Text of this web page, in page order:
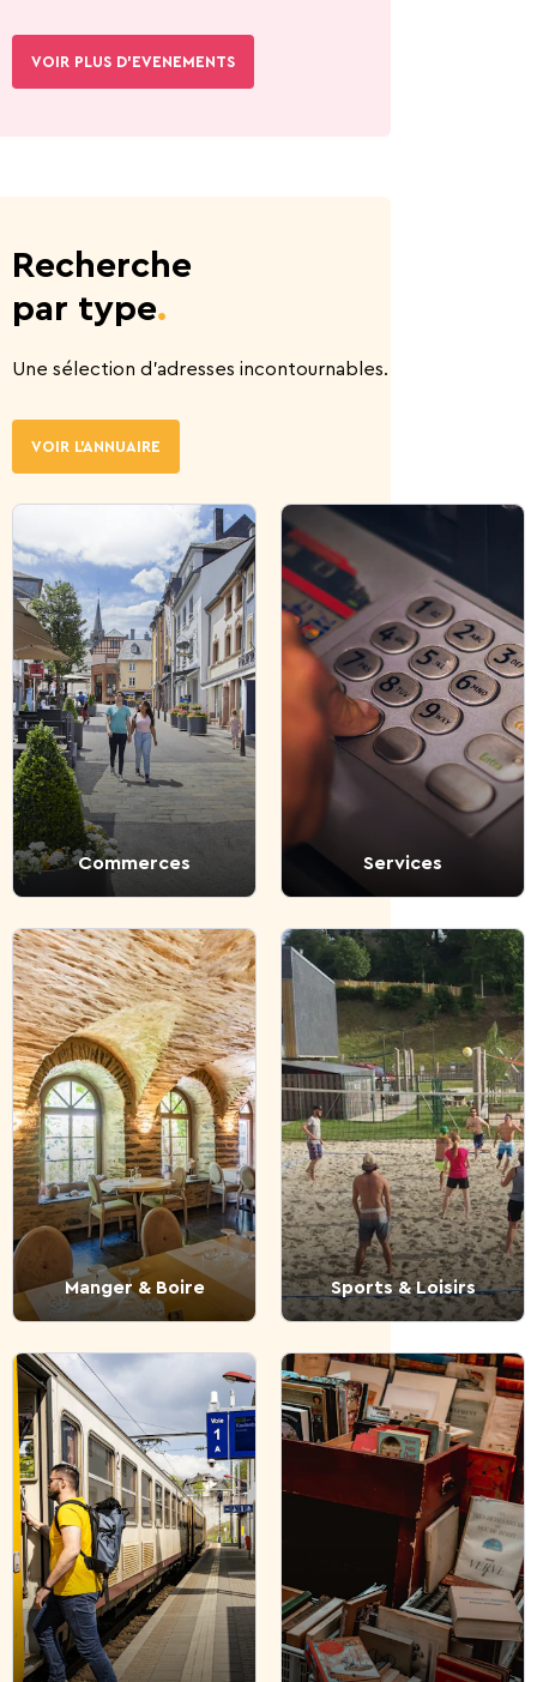
VOIR PLUS D'EVENEMENTS
Recherche
par type.
Une sélection d’adresses incontournables.
VOIR L'ANNUAIRE
Commerces Services
Manger & Boire Sports & Loisirs